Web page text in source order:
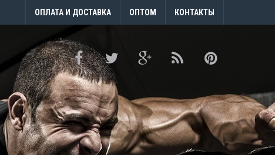
ОПЛАТА И ДОСТАВКА ОПТОМ КОНТАКТЫ